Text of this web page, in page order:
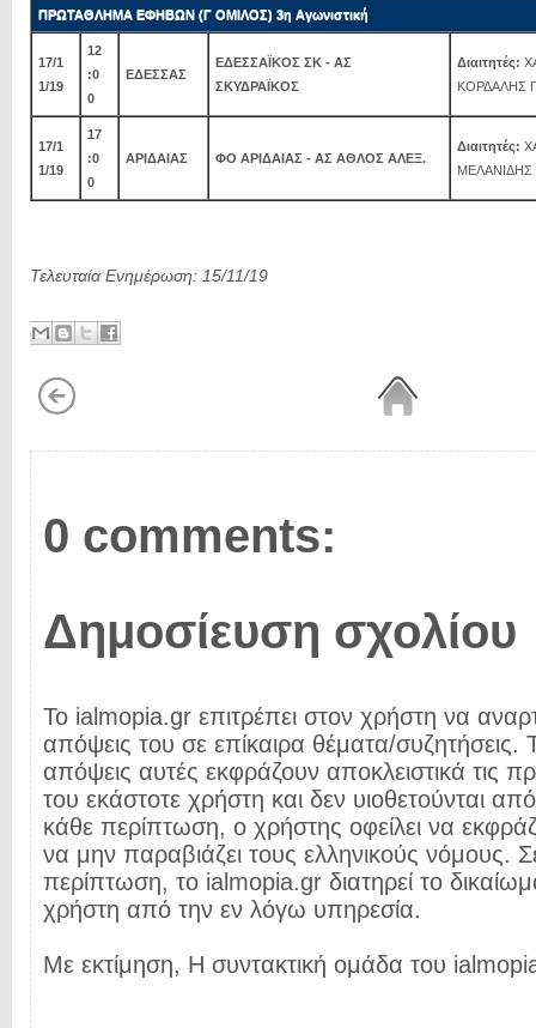
ΠΡΩΤΑΘΛΗΜΑ ΕΦΗΒΩΝ (Γ ΟΜΙΛΟΣ) 3η Αγωνιστική
17/1
1/19
12
:0
0
ΕΔΕΣΣΑΣ
ΕΔΕΣΣΑΪΚΟΣ ΣΚ - ΑΣ
ΣΚΥΔΡΑΪΚΟΣ
Διαιτητές:
ΚΟΡΔΑΛΗΣ
17/1
1/19
17
:0
0
ΑΡΙΔΑΙΑΣ ΦΟ ΑΡΙΔΑΙΑΣ - ΑΣ ΑΘΛΟΣ ΑΛΕΞ.
Διαιτητές:
ΜΕΛΑΝΙΔΗΣ
Τελευταία Ενημέρωση: 15/11/19
0 comments:
Δημοσίευση σχολίου
Το ialmopia.gr επιτρέπει στον χρήστη να
απόψεις του σε επίκαιρα θέματα/συζητήσεις.
απόψεις αυτές εκφράζουν αποκλειστικά τις
του εκάστοτε χρήστη και δεν υιοθετούνται
κάθε περίπτωση, ο χρήστης οφείλει να
να μην παραβιάζει τους ελληνικούς νόμους.
περίπτωση, το ialmopia.gr διατηρεί το
χρήστη από την εν λόγω υπηρεσία.
Με εκτίμηση, Η συντακτική ομάδα του